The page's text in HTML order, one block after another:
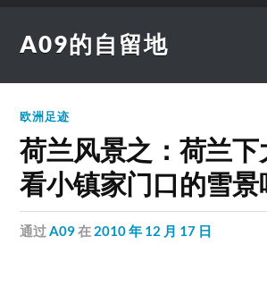
A09的自留地
欧洲足迹
荷兰风景之：荷兰
看小镇家门口的雪景
通过A09在 2010 年 12 月 17 日